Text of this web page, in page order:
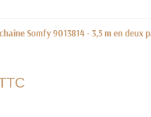
Somfy 9013814 - 3,5 m en